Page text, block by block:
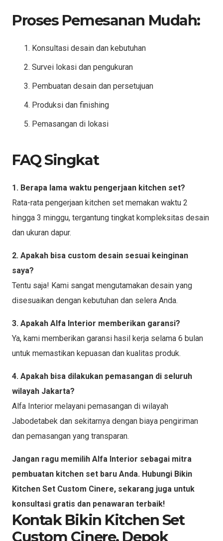
Proses Pemesanan Mudah:
Konsultasi desain dan kebutuhan
Survei lokasi dan pengukuran
Pembuatan desain dan persetujuan
Produksi dan finishing
Pemasangan di lokasi
FAQ Singkat
1. Berapa lama waktu pengerjaan kitchen set?
Rata-rata pengerjaan kitchen set memakan waktu 2
hingga 3 minggu, tergantung tingkat kompleksitas desain
dan ukuran dapur.
2. Apakah bisa custom desain sesuai keinginan
saya?
Tentu saja! Kami sangat mengutamakan desain yang
disesuaikan dengan kebutuhan dan selera Anda.
3. Apakah Alfa Interior memberikan garansi?
Ya, kami memberikan garansi hasil kerja selama 6 bulan
untuk memastikan kepuasan dan kualitas produk.
4. Apakah bisa dilakukan pemasangan di seluruh
wilayah Jakarta?
Alfa Interior melayani pemasangan di wilayah
Jabodetabek dan sekitarnya dengan biaya pengiriman
dan pemasangan yang transparan.
Jangan ragu memilih Alfa Interior sebagai mitra
pembuatan kitchen set baru Anda. Hubungi Bikin
Kitchen Set Custom Cinere, sekarang juga untuk
konsultasi gratis dan penawaran terbaik!
Kontak Bikin Kitchen Set
Custom Cinere, Depok